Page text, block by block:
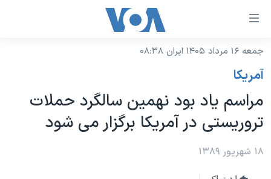
لینکهای
دسترسی
جهش
محتوای
اصلی
به
نسخه سبک وب‌سایت
موضوع ها
ایران
آمریکا
جهان
برنامه های تلویزیونی
جدول برنامه ها
صفحه‌های ویژه
جمعه ۱۶ مرداد ۱۴۰۵ ایران ۰۸:۳۸
آمريکا
مراسم یاد بود نهمین سالگرد حملات
تروریستی در آمریکا برگزار می شود
۱۸ شهریور ۱۳۸۹